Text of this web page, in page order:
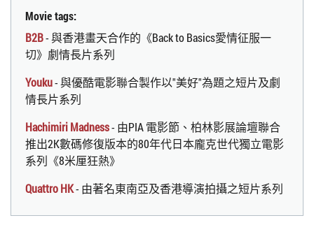
Movie tags:
B2B- 與香港畫天合作的《Back to Basics愛情征服一
切》劇情長片系列
Youku- 與優酷電影聯合製作以"美好"為題之短片及劇
情長片系列
Hachimiri Madness- 由PIA 電影節、柏林影展論壇聯合
推出2K數碼修復版本的80年代日本龐克世代獨立電影
系列《8米厘狂熱》
Quattro HK- 由著名東南亞及香港導演拍攝之短片系列